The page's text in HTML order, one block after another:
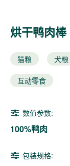
烘干鸭肉棒
猫粮 犬粮
互动零食
数值参数:
100%鸭肉
包装规格: